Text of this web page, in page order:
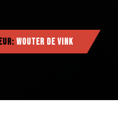
Wouter de Vink